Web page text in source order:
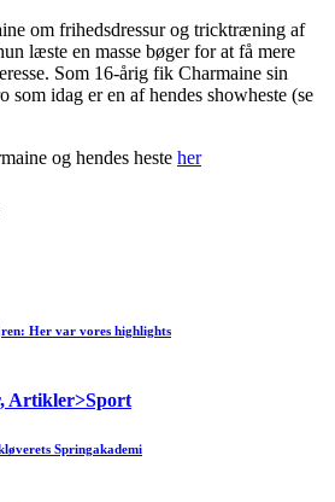
om frihedsdressur og tricktræning af
læste en masse bøger for at få mere
Som 16-årig fik Charmaine sin
som idag er en af hendes showheste (se
og hendes heste her
Her var vores highlights
Artikler>Sport
Springakademi